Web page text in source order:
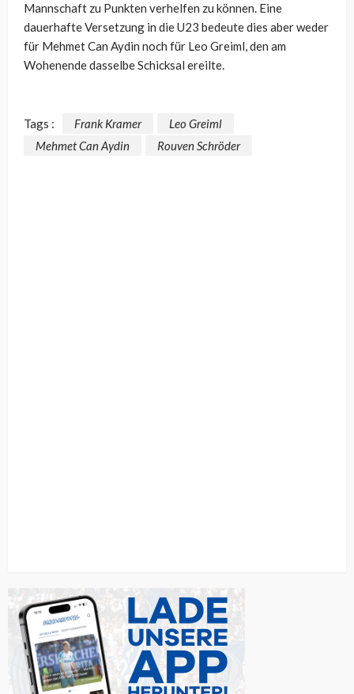
Mannschaft zu Punkten verhelfen zu können. Eine
dauerhafte Versetzung in die U23 bedeute dies aber weder
für Mehmet Can Aydin noch für Leo Greiml, den am
Wohenende dasselbe Schicksal ereilte.
Tags : Frank Kramer
Leo Greiml
Mehmet Can Aydin
Rouven Schröder